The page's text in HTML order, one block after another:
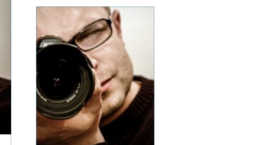
konstverket för hemmet.
Konst har förmågan att
ljusa upp ett rum, skapa
st&au...